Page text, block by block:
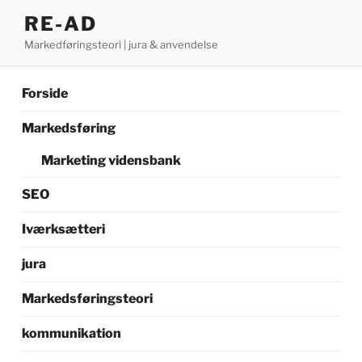
indhold
RE-AD
Markedføringsteori | jura & anvendelse
Forside
Markedsføring
Marketing vidensbank
SEO
Iværksætteri
jura
Markedsføringsteori
kommunikation